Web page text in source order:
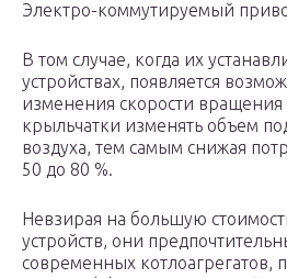
Электро-коммутируемый
В том случае, когда их
устройствах, появляется
изменения скорости
крыльчатки изменять объем
воздуха, тем самым снижая
50 до 80 %.
Невзирая на большую
устройств, они
современных котлоагрегатов,